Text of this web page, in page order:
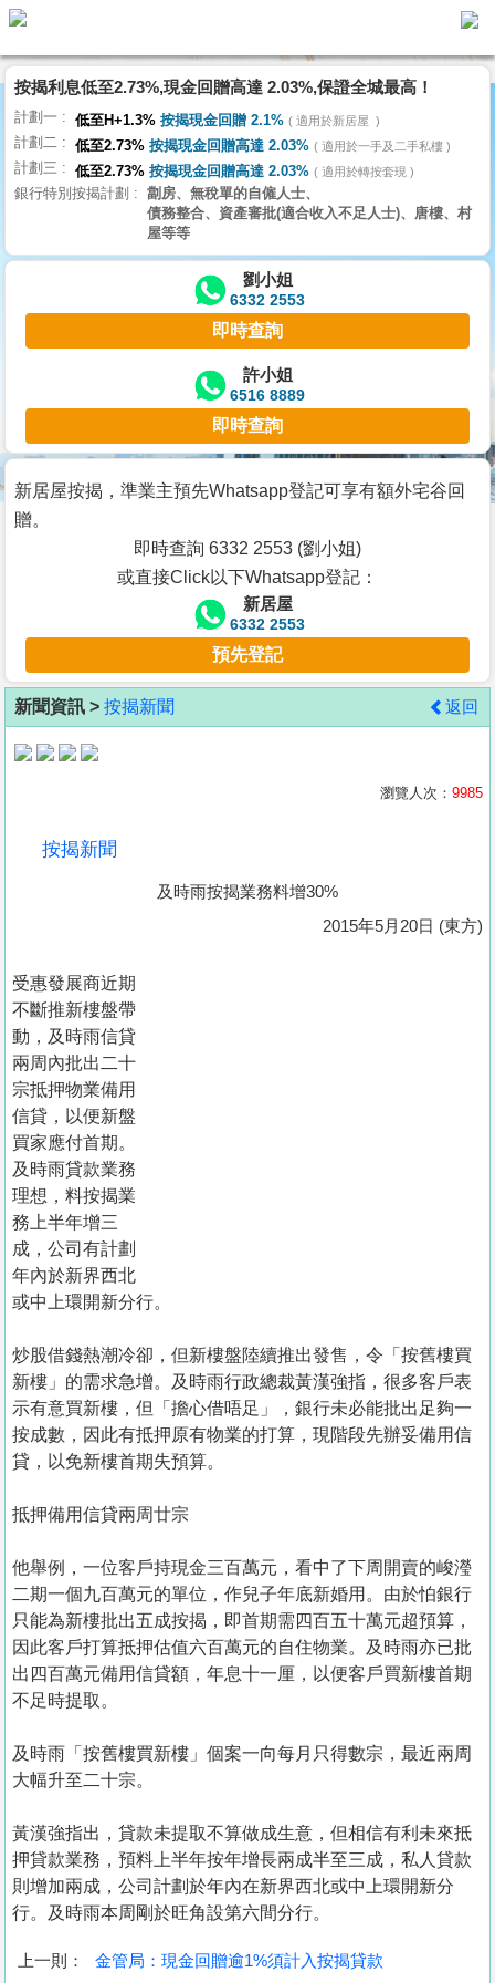
代
理
主
頁
搵
樓/
交
業
主
宅
谷
按
客
地
產
置
業
手
冊
關
於
我
們
按揭利息低至2.73%,現金回贈高達 2.03%,保證全城最高！
計劃一 低至H+1.3% 按揭現金回贈 2.1% 適用於新居屋
計劃二 低至2.73% 按揭現金回贈高達 2.03% 適用於一手及二手私樓
計劃三 低至2.73% 按揭現金回贈高達 2.03% 適用於轉按套現
銀行特別按揭計劃
劏房、無稅單的自僱人士、
債務整合、資產審批(適合收入不足人士)、唐樓、村
屋等等
劉小姐
6332 2553
即時查詢
許小姐
6516 8889
即時查詢
新居屋按揭，準業主預先Whatsapp登記可享有額外宅谷回
贈。
即時查詢 6332 2553 (劉小姐)
或直接Click以下Whatsapp登記：
新居屋
6332 2553
預先登記
新聞資訊 > 按揭新聞 返回
瀏覽人次： 9985
按揭新聞
及時雨按揭業務料增30%
2015年5月20日 (東方)
受惠發展商近期
不斷推新樓盤帶
動，及時雨信貸
兩周內批出二十
宗抵押物業備用
信貸，以便新盤
買家應付首期。
及時雨貸款業務
理想，料按揭業
務上半年增三
成，公司有計劃
年內於新界西北
或中上環開新分行。
炒股借錢熱潮冷卻，但新樓盤陸續推出發售，令「按舊樓買
新樓」的需求急增。及時雨行政總裁黃漢強指，很多客戶表
示有意買新樓，但「擔心借唔足」，銀行未必能批出足夠一
按成數，因此有抵押原有物業的打算，現階段先辦妥備用信
貸，以免新樓首期失預算。
抵押備用信貸兩周廿宗
他舉例，一位客戶持現金三百萬元，看中了下周開賣的峻瀅
二期一個九百萬元的單位，作兒子年底新婚用。由於怕銀行
只能為新樓批出五成按揭，即首期需四百五十萬元超預算，
因此客戶打算抵押估值六百萬元的自住物業。及時雨亦已批
出四百萬元備用信貸額，年息十一厘，以便客戶買新樓首期
不足時提取。
及時雨「按舊樓買新樓」個案一向每月只得數宗，最近兩周
大幅升至二十宗。
黃漢強指出，貸款未提取不算做成生意，但相信有利未來抵
押貸款業務，預料上半年按年增長兩成半至三成，私人貸款
則增加兩成，公司計劃於年內在新界西北或中上環開新分
行。及時雨本周剛於旺角設第六間分行。
上一則：
金管局：現金回贈逾1%須計入按揭貸款